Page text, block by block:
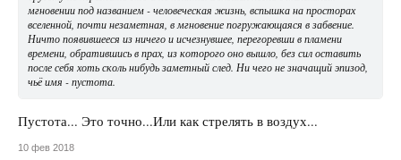
мгновении под названием - человеческая жизнь, вспышка на просторах
вселенной, почти незаметная, в мгновение погружающаяся в забвение.
Ничто появившееся из ничего и исчезнувшее, перегоревши в пламени
времени, обратившись в прах, из которого оно вышло, без сил оставить
после себя хоть сколь нибудь заметный след. Ни чего не значащий эпизод,
чьё имя - пустота.
Пустота... Это точно...Или как стрелять в воздух...
10 фев 2018